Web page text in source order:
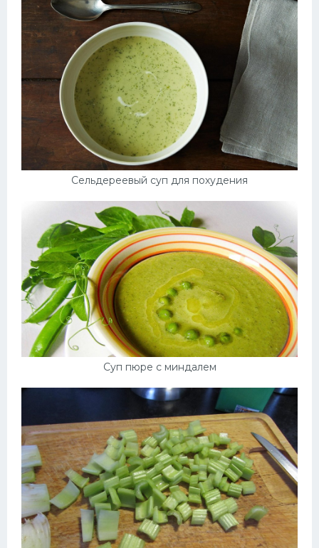
Сельдереевый суп для похудения
Суп пюре с миндалем